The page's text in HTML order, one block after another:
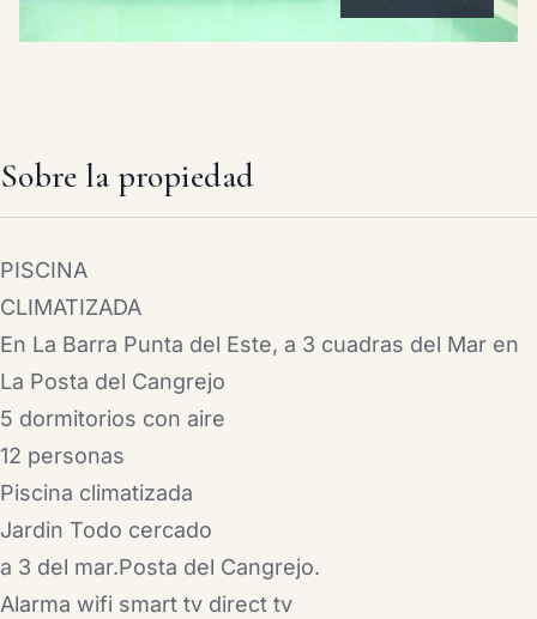
Sobre la propiedad
PISCINA
CLIMATIZADA
En La Barra Punta del Este, a 3 cuadras del Mar en
La Posta del Cangrejo
5 dormitorios con aire
12 personas
Piscina climatizada
Jardin Todo cercado
a 3 del mar.Posta del Cangrejo.
Alarma wifi smart tv direct tv